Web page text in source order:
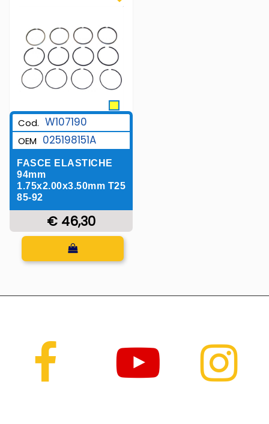
Cod. W107190
OEM 025198151A
FASCE ELASTICHE
94mm
1.75x2.00x3.50mm T25
85-92
€ 46,30
Quantità